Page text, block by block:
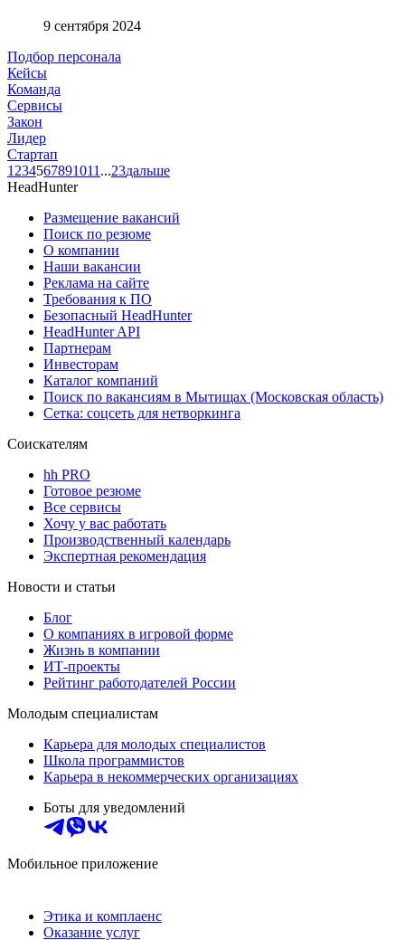
9 сентября 2024
Подбор персонала
Кейсы
Команда
Сервисы
Закон
Лидер
Стартап
1 234567891011 ...23дальше
HeadHunter
Размещение вакансий
Поиск по резюме
О компании
Наши вакансии
Реклама на сайте
Требования к ПО
Безопасный HeadHunter
HeadHunter API
Партнерам
Инвесторам
Каталог компаний
Поиск по вакансиям в Мытищах (Московская область)
Сетка: соцсеть для нетворкинга
Соискателям
hh PRO
Готовое резюме
Все сервисы
Хочу у вас работать
Производственный календарь
Экспертная рекомендация
Новости и статьи
Блог
О компаниях в игровой форме
Жизнь в компании
ИТ-проекты
Рейтинг работодателей России
Молодым специалистам
Карьера для молодых специалистов
Школа программистов
Карьера в некоммерческих организациях
Боты для уведомлений
Мобильное приложение
Этика и комплаенс
Оказание услуг